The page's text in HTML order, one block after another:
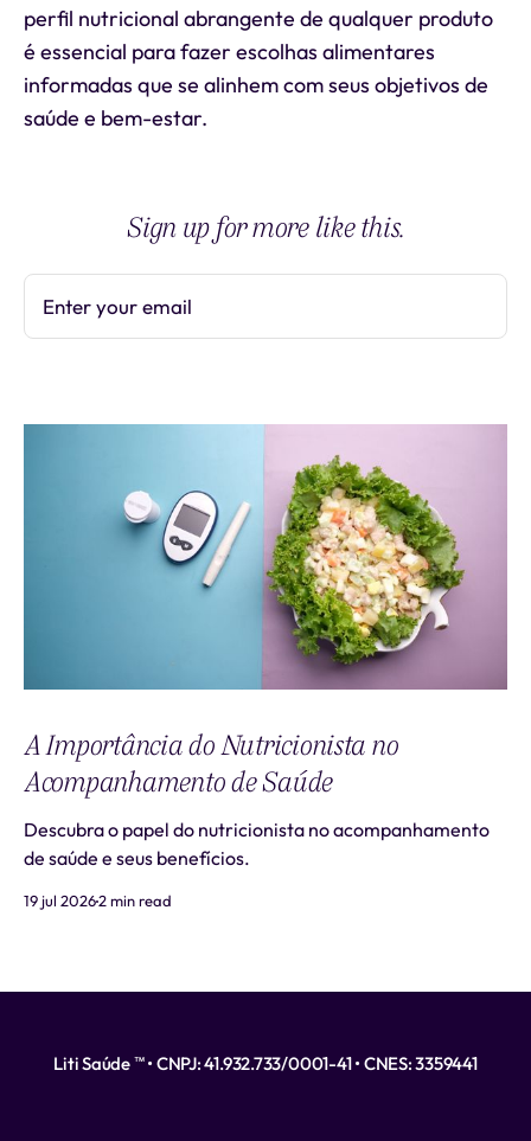
perfil nutricional abrangente de qualquer produto
é essencial para fazer escolhas alimentares
informadas que se alinhem com seus objetivos de
saúde e bem-estar.
Sign up for more like this.
Enter your email
A Importância do Nutricionista no
Acompanhamento de Saúde
Descubra o papel do nutricionista no acompanhamento
de saúde e seus benefícios.
19 jul 20262 min read
Liti Saúde ™ • CNPJ: 41.932.733/0001-41 • CNES: 3359441